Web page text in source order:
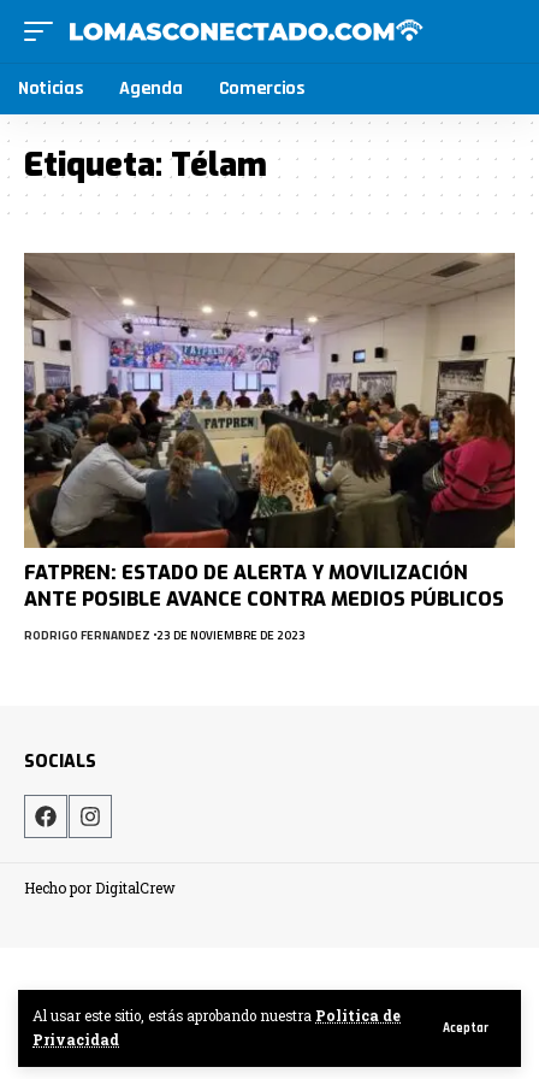
Al usar este sitio, estás aprobando nuestra Politica de
Privacidad
Aceptar
Noticias Agenda Comercios
Etiqueta:Télam
FATPREN: ESTADO DE ALERTA Y MOVILIZACIÓN
ANTE POSIBLE AVANCE CONTRA MEDIOS PÚBLICOS
RODRIGO FERNANDEZ 23 DE NOVIEMBRE DE 2023
SOCIALS
Hecho por DigitalCrew